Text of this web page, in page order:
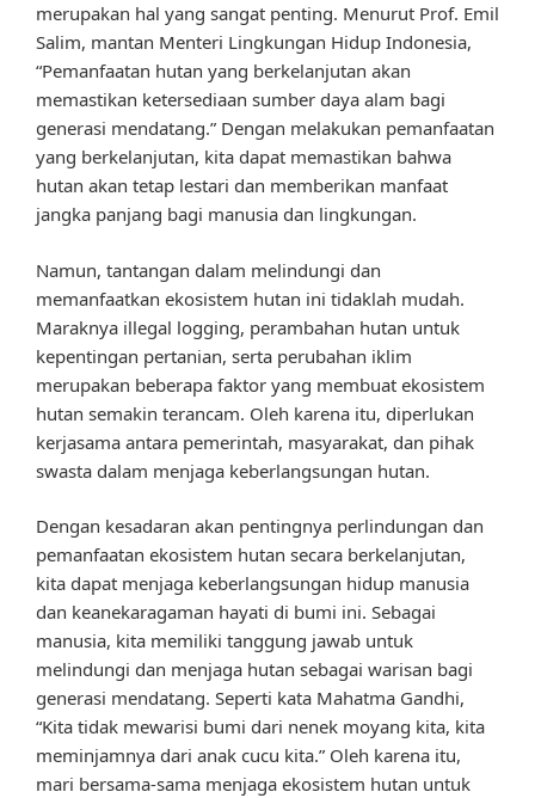
merupakan hal yang sangat penting. Menurut Prof. Emil
Salim, mantan Menteri Lingkungan Hidup Indonesia,
“Pemanfaatan hutan yang berkelanjutan akan
memastikan ketersediaan sumber daya alam bagi
generasi mendatang.” Dengan melakukan pemanfaatan
yang berkelanjutan, kita dapat memastikan bahwa
hutan akan tetap lestari dan memberikan manfaat
jangka panjang bagi manusia dan lingkungan.
Namun, tantangan dalam melindungi dan
memanfaatkan ekosistem hutan ini tidaklah mudah.
Maraknya illegal logging, perambahan hutan untuk
kepentingan pertanian, serta perubahan iklim
merupakan beberapa faktor yang membuat ekosistem
hutan semakin terancam. Oleh karena itu, diperlukan
kerjasama antara pemerintah, masyarakat, dan pihak
swasta dalam menjaga keberlangsungan hutan.
Dengan kesadaran akan pentingnya perlindungan dan
pemanfaatan ekosistem hutan secara berkelanjutan,
kita dapat menjaga keberlangsungan hidup manusia
dan keanekaragaman hayati di bumi ini. Sebagai
manusia, kita memiliki tanggung jawab untuk
melindungi dan menjaga hutan sebagai warisan bagi
generasi mendatang. Seperti kata Mahatma Gandhi,
“Kita tidak mewarisi bumi dari nenek moyang kita, kita
meminjamnya dari anak cucu kita.” Oleh karena itu,
mari bersama-sama menjaga ekosistem hutan untuk